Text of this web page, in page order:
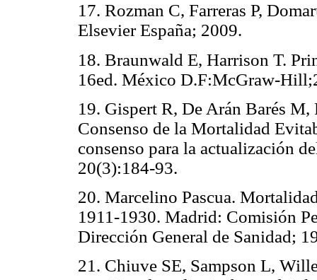
17. Rozman C, Farreras P,
Elsevier España; 2009.
18. Braunwald E, Harrison T.
16ed. México D.F:McGraw-
19. Gispert R, De Arán Barés
Consenso de la Mortalidad
consenso para la actualización
20(3):184-93.
20. Marcelino Pascua.
1911-1930. Madrid: Comisión
Dirección General de Sanidad;
21. Chiuve SE, Sampson L,